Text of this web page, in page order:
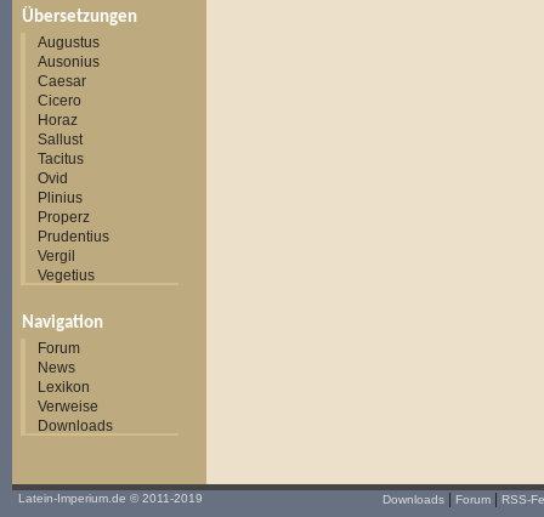
Übersetzungen
Augustus
Ausonius
Caesar
Cicero
Horaz
Sallust
Tacitus
Ovid
Plinius
Properz
Prudentius
Vergil
Vegetius
Navigation
Forum
News
Lexikon
Verweise
Downloads
Latein-Imperium.de © 2011-2019 Downloads Forum RSS-